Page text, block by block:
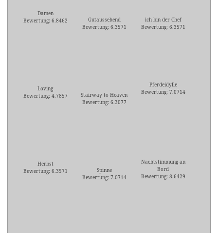
Damen
Bewertung: 6.8462
Gutaussehend
Bewertung: 6.3571
ich bin der Chef
Bewertung: 6.3571
Loving
Bewertung: 4.7857
Stairway to Heaven
Bewertung: 6.3077
Pferdeidylle
Bewertung: 7.0714
Herbst
Bewertung: 6.3571
Spinne
Bewertung: 7.0714
Nachtstimmung an
Bord
Bewertung: 8.6429